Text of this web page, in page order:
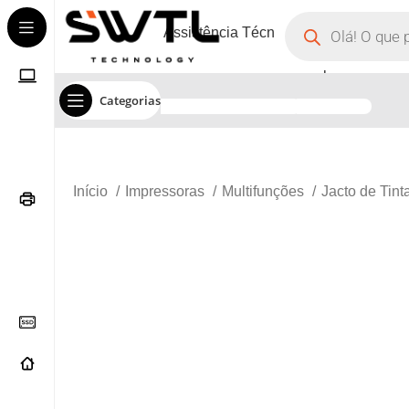
Categorias
Assistência Técnica
Início Impressoras Multifunções Jacto de